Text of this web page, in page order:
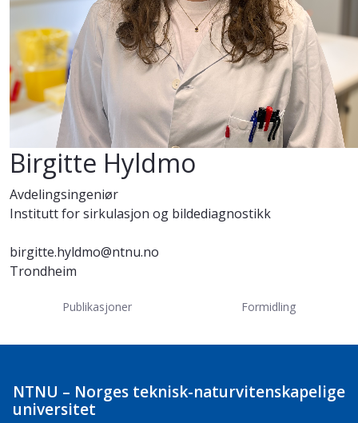
Birgitte Hyldmo
Avdelingsingeniør
Institutt for sirkulasjon og bildediagnostikk
birgitte.hyldmo@ntnu.no
Trondheim
Publikasjoner Formidling
NTNU – Norges teknisk-naturvitenskapelige
universitet